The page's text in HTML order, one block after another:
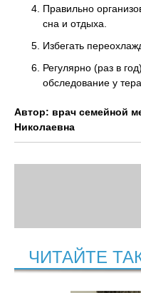
Правильно
сна и отдыха.
Избегать
Регулярно (раз в
обследование у
Автор: врач семейной
Николаевна
ЧИТАЙТЕ